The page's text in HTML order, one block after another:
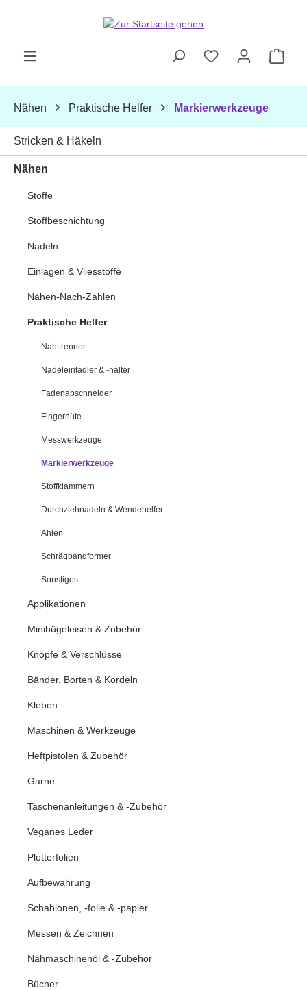
Nähen Praktische Helfer Markierwerkzeuge
Stricken & Häkeln
Nähen
Stoffe
Stoffbeschichtung
Nadeln
Einlagen & Vliesstoffe
Nähen-Nach-Zahlen
Praktische Helfer
Nahttrenner
Nadeleinfädler & -halter
Fadenabschneider
Fingerhüte
Messwerkzeuge
Markierwerkzeuge
Stoffklammern
Durchziehnadeln & Wendehelfer
Ahlen
Schrägbandformer
Sonstiges
Applikationen
Minibügeleisen & Zubehör
Knöpfe & Verschlüsse
Bänder, Borten & Kordeln
Kleben
Maschinen & Werkzeuge
Heftpistolen & Zubehör
Garne
Taschenanleitungen & -Zubehör
Veganes Leder
Plotterfolien
Aufbewahrung
Schablonen, -folie & -papier
Messen & Zeichnen
Nähmaschinenöl & -Zubehör
Bücher